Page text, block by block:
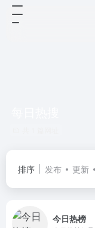
排序 发布 更新
今日热榜